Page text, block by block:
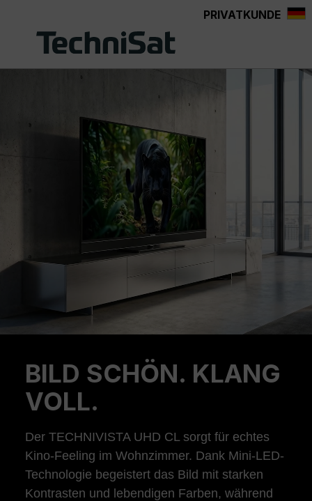
PRIVATKUNDE
BILD SCHÖN. KLANG
VOLL.
Der TECHNIVISTA UHD CL sorgt für echtes
Kino-Feeling im Wohnzimmer. Dank Mini-LED-
Technologie begeistert das Bild mit starken
Kontrasten und lebendigen Farben, während
Previous